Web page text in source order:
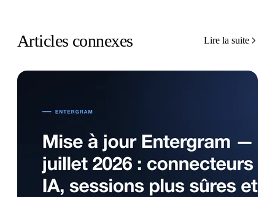
Articles connexes Lire la suite